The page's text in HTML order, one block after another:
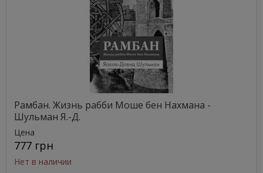
Рамбан. Жизнь рабби Моше бен Нахмана -
Шульман Я.-Д.
Цена
777 грн
Нет в наличии